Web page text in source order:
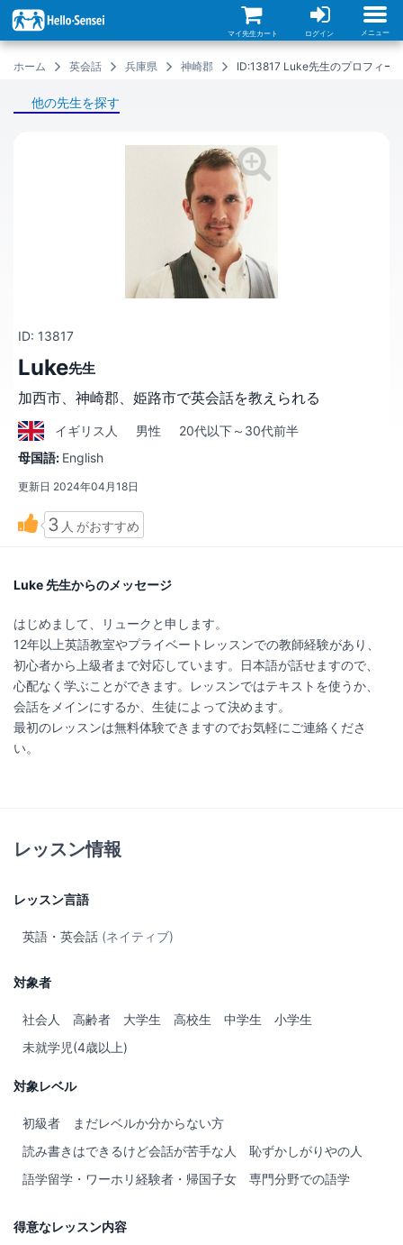
イ
ン
コ
マイ先生カート ログイン メニュー
ホーム 英会話 兵庫県 神崎郡 ID:13817 Luke先生のプロフィー
他の先生を探す
ID: 13817
Luke先生
加西市、神崎郡、姫路市で英会話を教えられる
イギリス 人 男性
20代以下～30代前半
母国語: English
更新日 2024年04月18日
3 人 がおすすめ
Luke 先生からのメッセージ
はじめまして、リュークと申します。
12年以上英語教室やプライベートレッスンでの教師経験があり、
初心者から上級者まで対応しています。日本語が話せますので、
心配なく学ぶことができます。レッスンではテキストを使うか、
会話をメインにするか、生徒によって決めます。
最初のレッスンは無料体験できますのでお気軽にご連絡くださ
い。
レッスン情報
レッスン言語
英語・英会話 (ネイティブ)
対象者
社会人 高齢者 大学生 高校生 中学生
小学生
未就学児(4歳以上)
対象レベル
初級者
まだレベルか分からない方
読み書きはできるけど会話が苦手な人
恥ずかしがりやの人
語学留学・ワーホリ経験者・帰国子女
専門分野での語学
得意なレッスン内容